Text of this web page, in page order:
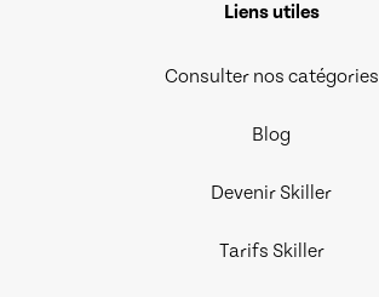
Liens utiles
Consulter nos catégories
Blog
Devenir Skiller
Tarifs Skiller